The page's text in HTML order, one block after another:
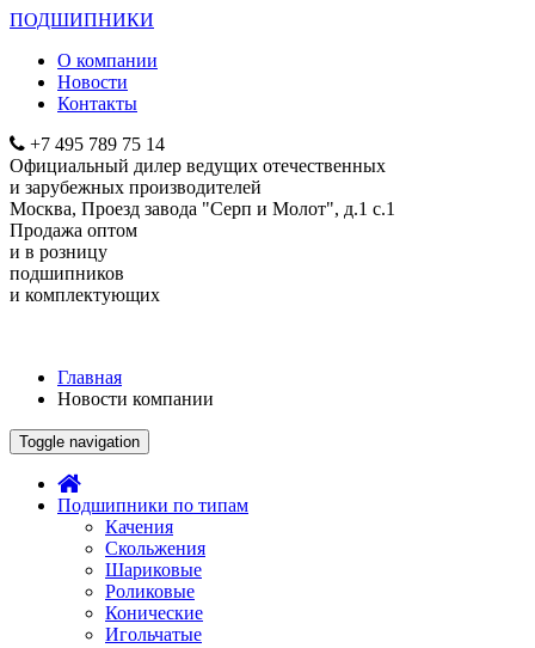
ПОДШИПНИКИ
О компании
Новости
Контакты
+7 495 789 75 14
Официальный дилер ведущих отечественных
и зарубежных производителей
Москва, Проезд завода "Серп и Молот", д.1 с.1
Продажа оптом
и в розницу
подшипников
и комплектующих
Главная
Новости компании
Toggle navigation
Подшипники по типам
Качения
Скольжения
Шариковые
Роликовые
Конические
Игольчатые